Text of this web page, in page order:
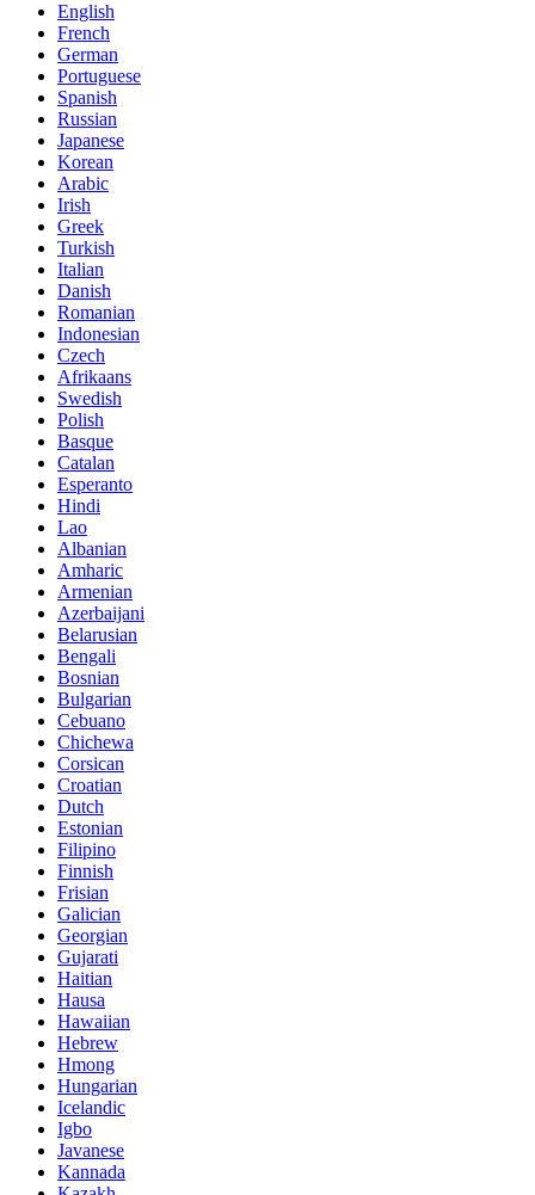
English
French
German
Portuguese
Spanish
Russian
Japanese
Korean
Arabic
Irish
Greek
Turkish
Italian
Danish
Romanian
Indonesian
Czech
Afrikaans
Swedish
Polish
Basque
Catalan
Esperanto
Hindi
Lao
Albanian
Amharic
Armenian
Azerbaijani
Belarusian
Bengali
Bosnian
Bulgarian
Cebuano
Chichewa
Corsican
Croatian
Dutch
Estonian
Filipino
Finnish
Frisian
Galician
Georgian
Gujarati
Haitian
Hausa
Hawaiian
Hebrew
Hmong
Hungarian
Icelandic
Igbo
Javanese
Kannada